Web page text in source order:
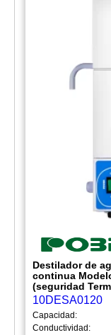
Destilador de
continua
(seguridad
10DESA0120
Capacidad:
Conductividad: